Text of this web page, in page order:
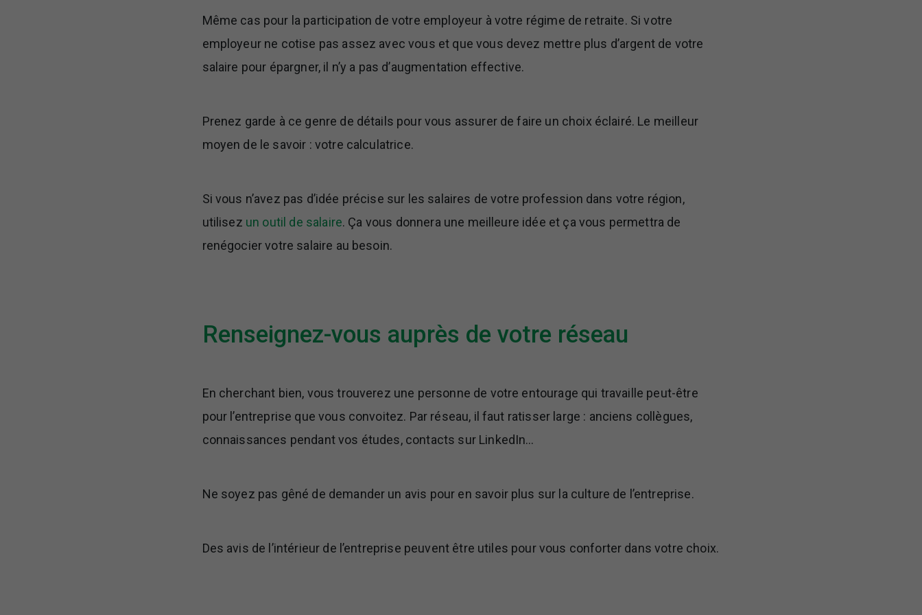
Même cas pour la participation de votre employeur à votre régime de retraite. Si votre
employeur ne cotise pas assez avec vous et que vous devez mettre plus d’argent de votre
salaire pour épargner, il n’y a pas d’augmentation effective.
Prenez garde à ce genre de détails pour vous assurer de faire un choix éclairé. Le meilleur
moyen de le savoir : votre calculatrice.
Si vous n’avez pas d’idée précise sur les salaires de votre profession dans votre région,
utilisez un outil de salaire. Ça vous donnera une meilleure idée et ça vous permettra de
renégocier votre salaire au besoin.
Renseignez-vous auprès de votre réseau
En cherchant bien, vous trouverez une personne de votre entourage qui travaille peut-être
pour l’entreprise que vous convoitez. Par réseau, il faut ratisser large : anciens collègues,
connaissances pendant vos études, contacts sur LinkedIn…
Ne soyez pas gêné de demander un avis pour en savoir plus sur la culture de l’entreprise.
Des avis de l’intérieur de l’entreprise peuvent être utiles pour vous conforter dans votre choix.